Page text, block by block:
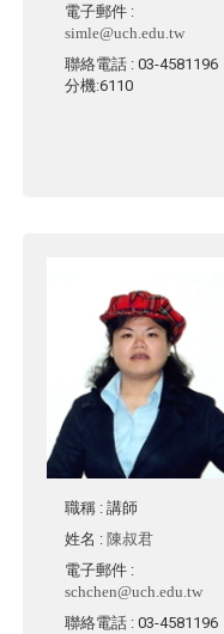
電子郵件 :
simle@uch.edu.tw
聯絡電話 : 03-4581196
分機:6110
職稱 : 講師
姓名 : 陳叔君
電子郵件 :
schchen@uch.edu.tw
聯絡電話 : 03-4581196